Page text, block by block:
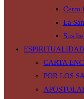
Cerro
La
Sus
ESPIRITUALIDAD
CARTA
POR LOS